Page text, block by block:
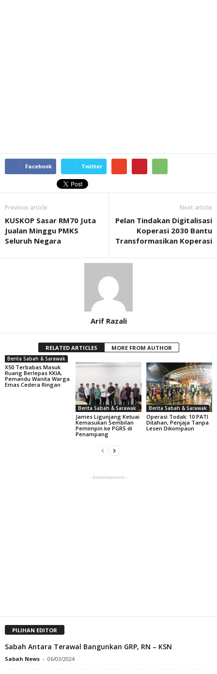
Facebook Twitter
Previous article
KUSKOP Sasar RM70 Juta
Jualan Minggu PMKS
Seluruh Negara
Next article
Pelan Tindakan Digitalisasi
Koperasi 2030 Bantu
Transformasikan Koperasi
Arif Razali
RELATED ARTICLES MORE FROM AUTHOR
Berita Sabah & Sarawak
X50 Terbabas Masuk
Ruang Berlepas KKIA,
Pemandu Wanita Warga
Emas Cedera Ringan
Berita Sabah & Sarawak
James Ligunjang Ketuai
Kemasukan Sembilan
Pemimpin ke PGRS di
Penampang
Berita Sabah & Sarawak
Operasi Todak: 10 PATI
Ditahan, Penjaja Tanpa
Lesen Dikompaun
- Advertisement -
PILIHAN EDITOR
Sabah Antara Terawal Bangunkan GRP, RN – KSN
Sabah News - 06/03/2024